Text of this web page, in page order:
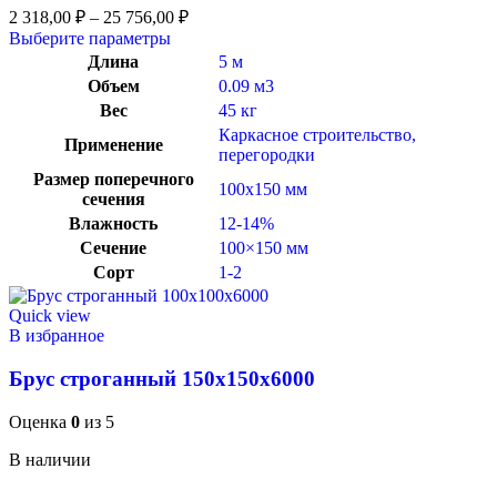
2 318,00 ₽ – 25 756,00 ₽
Выберите параметры
Длина
5 м
Объем
0.09 м3
Вес
45 кг
Применение
Каркасное строительство,
перегородки
Размер поперечного
сечения
100х150 мм
Влажность
12-14%
Сечение
100×150 мм
Сорт
1-2
Quick view
В избранное
Брус строганный 150x150x6000
Оценка 0 из 5
В наличии